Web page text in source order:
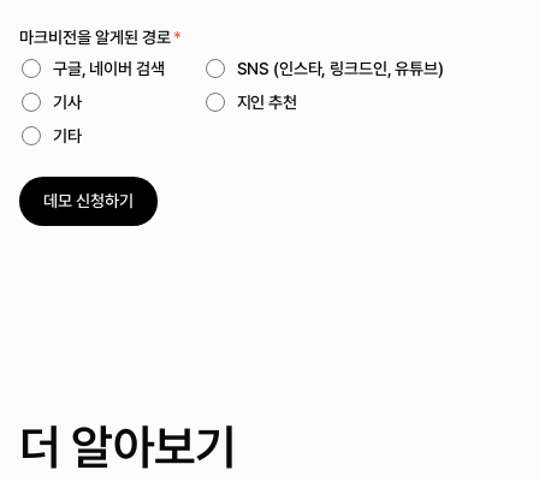
마크비전을 알게된 경로*
구글, 네이버 검색
SNS (인스타, 링크드인, 유튜브)
기사
지인 추천
기타
더 알아보기